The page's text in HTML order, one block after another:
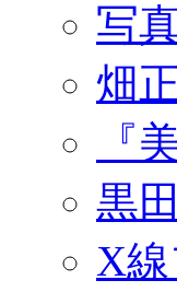
写
畑
『
黒
X